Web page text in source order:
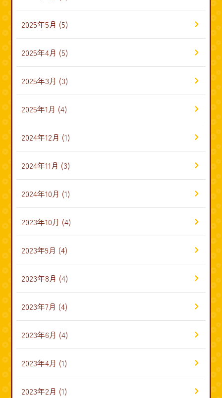
2025年5月 (5)
2025年4月 (5)
2025年3月 (3)
2025年1月 (4)
2024年12月 (1)
2024年11月 (3)
2024年10月 (1)
2023年10月 (4)
2023年9月 (4)
2023年8月 (4)
2023年7月 (4)
2023年6月 (4)
2023年4月 (1)
2023年2月 (1)